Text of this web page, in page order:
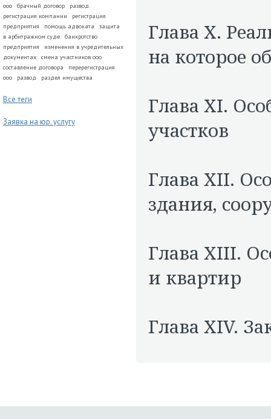
ооо
брачный договор
развод.
регистрация компании
регистрация
предприятия
помощь адвоката
защита
в арбитражном суде
банкротство
предприятия
изменения в учредительных
документах
смена участников ооо
составление договора
перерегистрация
ооо
развод раздел имущества
Все теги
Заявка на юр. услугу
Глава X.
на которое
Глава XI.
участков
Глава XII.
здания,
Глава XIII.
и квартир
Глава XIV.